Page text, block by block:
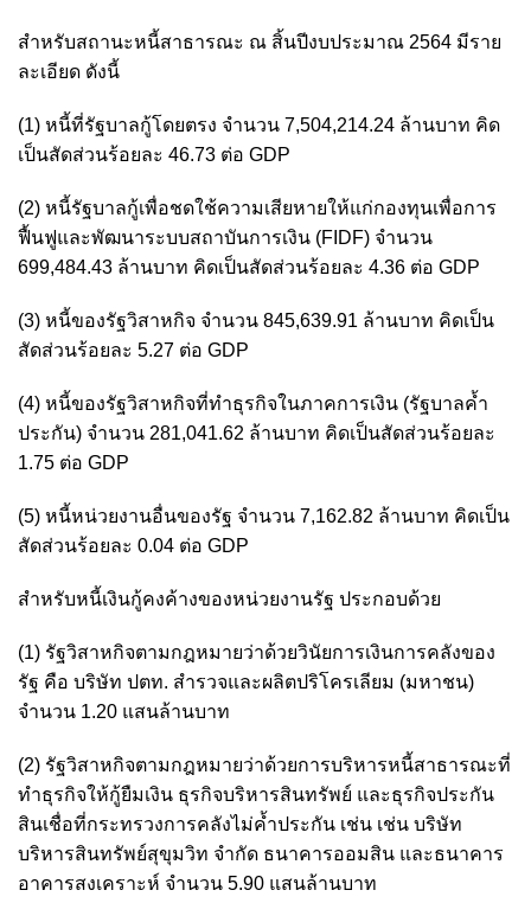
สำหรับสถานะหนี้สาธารณะ ณ สิ้นปีงบประมาณ 2564 มีราย
ละเอียด ดังนี้
(1) หนี้ที่รัฐบาลกู้โดยตรง จำนวน 7,504,214.24 ล้านบาท คิด
เป็นสัดส่วนร้อยละ 46.73 ต่อ GDP
(2) หนี้รัฐบาลกู้เพื่อชดใช้ความเสียหายให้แก่กองทุนเพื่อการ
ฟื้นฟูและพัฒนาระบบสถาบันการเงิน (FIDF) จำนวน
699,484.43 ล้านบาท คิดเป็นสัดส่วนร้อยละ 4.36 ต่อ GDP
(3) หนี้ของรัฐวิสาหกิจ จำนวน 845,639.91 ล้านบาท คิดเป็น
สัดส่วนร้อยละ 5.27 ต่อ GDP
(4) หนี้ของรัฐวิสาหกิจที่ทำธุรกิจในภาคการเงิน (รัฐบาลค้ำ
ประกัน) จำนวน 281,041.62 ล้านบาท คิดเป็นสัดส่วนร้อยละ
1.75 ต่อ GDP
(5) หนี้หน่วยงานอื่นของรัฐ จำนวน 7,162.82 ล้านบาท คิดเป็น
สัดส่วนร้อยละ 0.04 ต่อ GDP
สำหรับหนี้เงินกู้คงค้างของหน่วยงานรัฐ ประกอบด้วย
(1) รัฐวิสาหกิจตามกฎหมายว่าด้วยวินัยการเงินการคลังของ
รัฐ คือ บริษัท ปตท. สำรวจและผลิตปริโครเลียม (มหาชน)
จำนวน 1.20 แสนล้านบาท
(2) รัฐวิสาหกิจตามกฎหมายว่าด้วยการบริหารหนี้สาธารณะที่
ทำธุรกิจให้กู้ยืมเงิน ธุรกิจบริหารสินทรัพย์ และธุรกิจประกัน
สินเชื่อที่กระทรวงการคลังไม่ค้ำประกัน เช่น เช่น บริษัท
บริหารสินทรัพย์สุขุมวิท จำกัด ธนาคารออมสิน และธนาคาร
อาคารสงเคราะห์ จำนวน 5.90 แสนล้านบาท